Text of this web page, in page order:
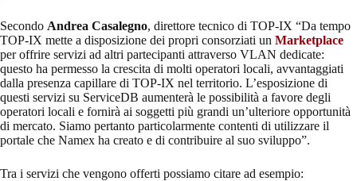
Secondo Andrea Casalegno, direttore tecnico di TOP-IX “Da tempo
TOP-IX mette a disposizione dei propri consorziati un Marketplace
per offrire servizi ad altri partecipanti attraverso VLAN dedicate:
questo ha permesso la crescita di molti operatori locali, avvantaggiati
dalla presenza capillare di TOP-IX nel territorio. L’esposizione di
questi servizi su ServiceDB aumenterà le possibilità a favore degli
operatori locali e fornirà ai soggetti più grandi un’ulteriore opportunità
di mercato. Siamo pertanto particolarmente contenti di utilizzare il
portale che Namex ha creato e di contribuire al suo sviluppo”.
Tra i servizi che vengono offerti possiamo citare ad esempio: